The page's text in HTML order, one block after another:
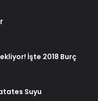
İşte 2018 Burç
Suyu